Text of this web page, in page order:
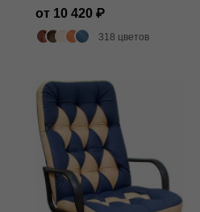
от 10 420
318 цветов